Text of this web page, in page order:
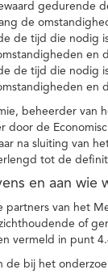
gedurende
de
de tijd die nodig
de tijd die nodig
beheerder
door de
na sluiting van
tot de
en aan wie
van het
of
vermeld in punt
de bij het